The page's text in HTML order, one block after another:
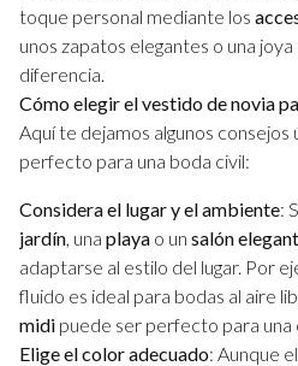
toque personal mediante los
unos zapatos elegantes o una
diferencia.
Cómo elegir el vestido de novia
Aquí te dejamos algunos
perfecto para una boda civil:
Considera el lugar y el ambiente:
jardín, una playa o un salón
adaptarse al estilo del lugar. Por
fluido es ideal para bodas al aire
midi puede ser perfecto para una
Elige el color adecuado: Aunque